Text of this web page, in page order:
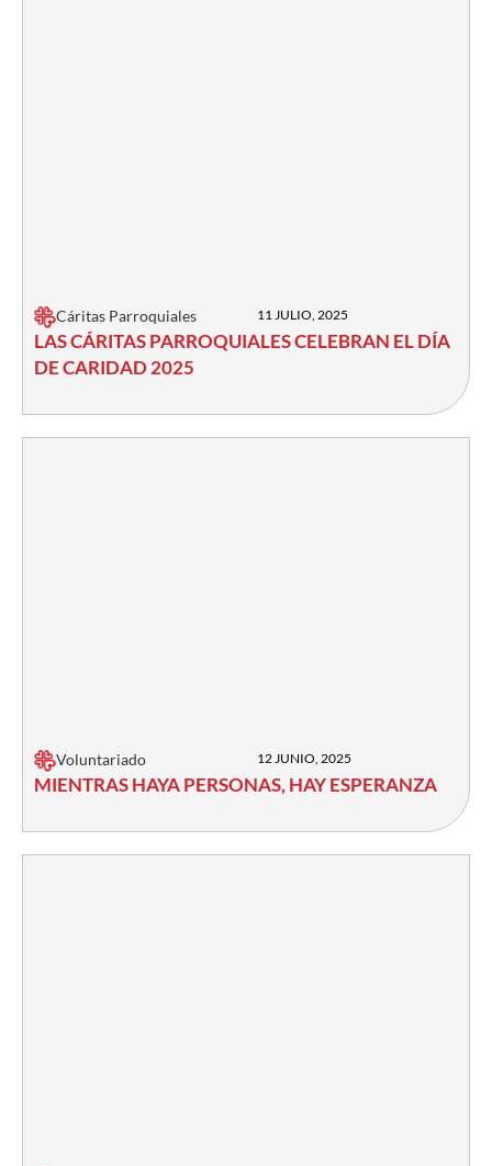
Cáritas Parroquiales 11 JULIO, 2025
LAS CÁRITAS PARROQUIALES CELEBRAN EL DÍA
DE CARIDAD 2025
Voluntariado 12 JUNIO, 2025
MIENTRAS HAYA PERSONAS, HAY ESPERANZA